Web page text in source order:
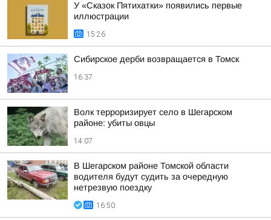
У «Сказок Пятихатки» появились первые
иллюстрации
15:26
Сибирское дерби возвращается в Томск
16:37
Волк терроризирует село в Шегарском
районе: убиты овцы
14:07
В Шегарском районе Томской области
водителя будут судить за очередную
нетрезвую поездку
16:50